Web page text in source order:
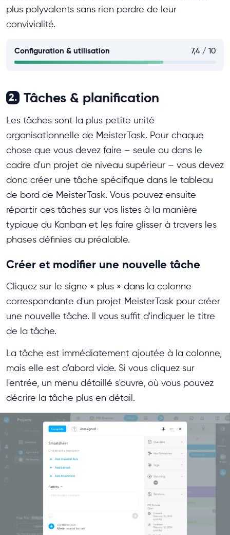
plus polyvalents sans rien perdre de leur
convivialité.
Configuration & utilisation 7,4 / 10
2. Tâches & planification
Les tâches sont la plus petite unité
organisationnelle de MeisterTask. Pour chaque
chose que vous devez faire – seule ou dans le
cadre d'un projet de niveau supérieur – vous devez
donc créer une tâche spécifique dans le tableau
de bord de MeisterTask. Vous pouvez ensuite
répartir ces tâches sur vos listes à la manière
typique du Kanban et les faire glisser à travers les
phases définies au préalable.
Créer et modifier une nouvelle tâche
Cliquez sur le signe « plus » dans la colonne
correspondante d'un projet MeisterTask pour créer
une nouvelle tâche. Il vous suffit d'indiquer le titre
de la tâche.
La tâche est immédiatement ajoutée à la colonne,
mais elle est d'abord vide. Si vous cliquez sur
l'entrée, un menu détaillé s'ouvre, où vous pouvez
décrire la tâche plus en détail.